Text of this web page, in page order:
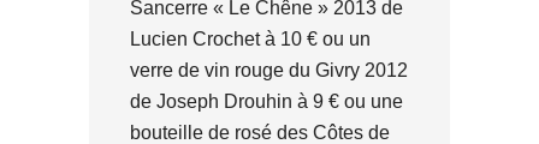
Sancerre « Le Chêne » 2013 de
Lucien Crochet à 10 € ou un
verre de vin rouge du Givry 2012
de Joseph Drouhin à 9 € ou une
bouteille de rosé des Côtes de